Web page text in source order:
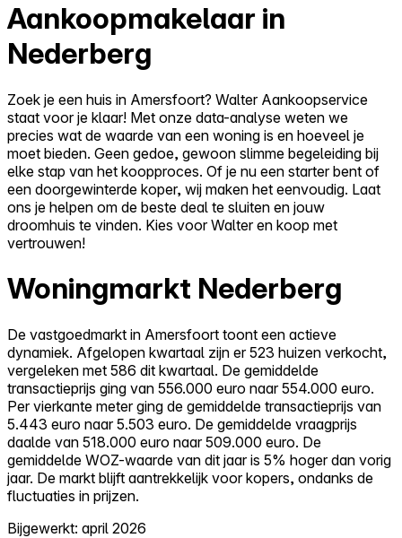
Aankoopmakelaar in
Nederberg
Zoek je een huis in Amersfoort? Walter Aankoopservice
staat voor je klaar! Met onze data-analyse weten we
precies wat de waarde van een woning is en hoeveel je
moet bieden. Geen gedoe, gewoon slimme begeleiding bij
elke stap van het koopproces. Of je nu een starter bent of
een doorgewinterde koper, wij maken het eenvoudig. Laat
ons je helpen om de beste deal te sluiten en jouw
droomhuis te vinden. Kies voor Walter en koop met
vertrouwen!
Woningmarkt Nederberg
De vastgoedmarkt in Amersfoort toont een actieve
dynamiek. Afgelopen kwartaal zijn er 523 huizen verkocht,
vergeleken met 586 dit kwartaal. De gemiddelde
transactieprijs ging van 556.000 euro naar 554.000 euro.
Per vierkante meter ging de gemiddelde transactieprijs van
5.443 euro naar 5.503 euro. De gemiddelde vraagprijs
daalde van 518.000 euro naar 509.000 euro. De
gemiddelde WOZ-waarde van dit jaar is 5% hoger dan vorig
jaar. De markt blijft aantrekkelijk voor kopers, ondanks de
fluctuaties in prijzen.
Bijgewerkt: april 2026